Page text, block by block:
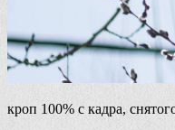
кроп 100% с кадра,